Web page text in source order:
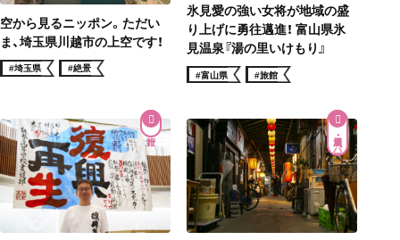
空から見るニッポン。ただい
ま、埼玉県川越市の上空です！
#埼玉県 #絶景
氷見愛の強い女将が地域の盛
り上げに勇往邁進！ 富山県氷
見温泉『湯の里いけもり』
#富山県 #旅館
居酒屋・バー